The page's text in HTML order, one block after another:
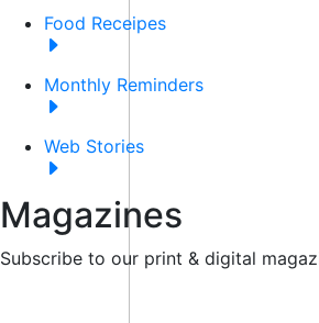
Food Receipes
Monthly Reminders
Web Stories
Magazines
Subscribe to our print & digital